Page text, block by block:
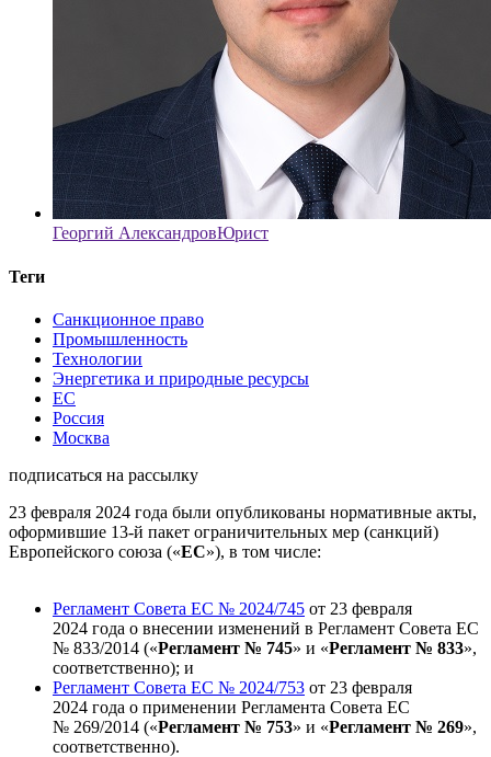
Георгий АлександровЮрист
Теги
Санкционное право
Промышленность
Технологии
Энергетика и природные ресурсы
ЕС
Россия
Москва
подписаться на рассылку
23 февраля 2024 года были опубликованы нормативные акты,
оформившие 13-й пакет ограничительных мер (санкций)
Европейского союза («ЕС»), в том числе:
Регламент Совета ЕС № 2024/745 от 23 февраля
2024 года о внесении изменений в Регламент Совета ЕС
№ 833/2014 («Регламент № 745» и «Регламент № 833»,
соответственно); и
Регламент Совета ЕС № 2024/753 от 23 февраля
2024 года о применении Регламента Совета ЕС
№ 269/2014 («Регламент № 753» и «Регламент № 269»,
соответственно).